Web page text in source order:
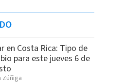
en Costa Rica: Tipo de
para este jueves 6 de
Zúñiga